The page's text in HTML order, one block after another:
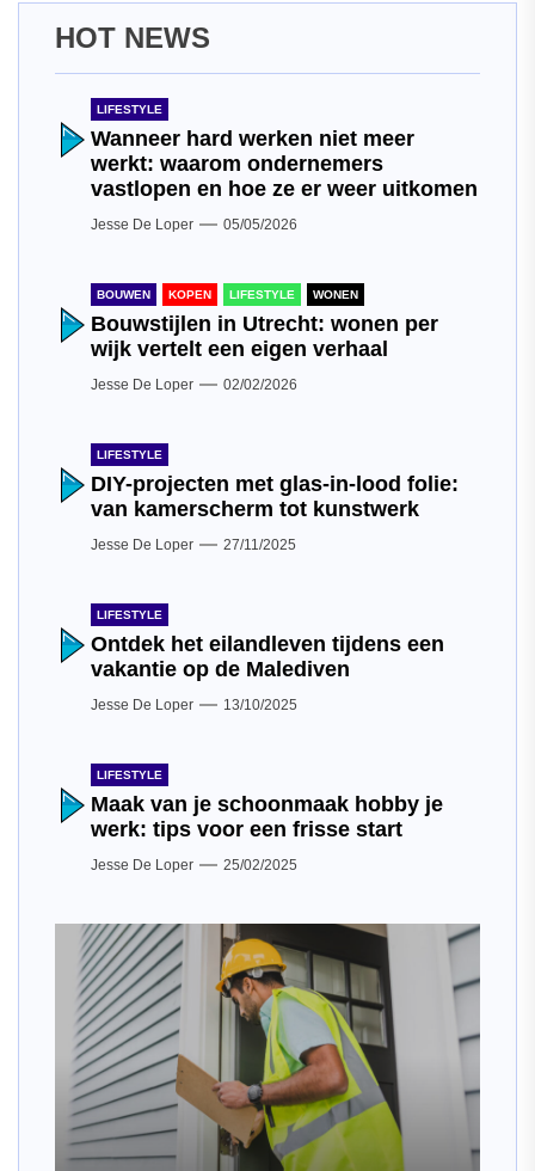
HOT NEWS
LIFESTYLE
Wanneer hard werken niet meer
werkt: waarom ondernemers
vastlopen en hoe ze er weer uitkomen
Jesse De Loper 05/05/2026
BOUWEN KOPEN LIFESTYLE WONEN
Bouwstijlen in Utrecht: wonen per
wijk vertelt een eigen verhaal
Jesse De Loper 02/02/2026
LIFESTYLE
DIY-projecten met glas-in-lood folie:
van kamerscherm tot kunstwerk
Jesse De Loper 27/11/2025
LIFESTYLE
Ontdek het eilandleven tijdens een
vakantie op de Malediven
Jesse De Loper 13/10/2025
LIFESTYLE
Maak van je schoonmaak hobby je
werk: tips voor een frisse start
Jesse De Loper 25/02/2025